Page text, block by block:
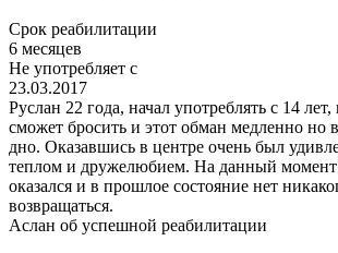
Срок реабилитации
6 месяцев
Не употребляет с
23.03.2017
Руслан 22 года, начал употреблять с 14 лет,
сможет бросить и этот обман медленно но
дно. Оказавшись в центре очень был
теплом и дружелюбием. На данный момент
оказался и в прошлое состояние нет
возвращаться.
Аслан об успешной реабилитации